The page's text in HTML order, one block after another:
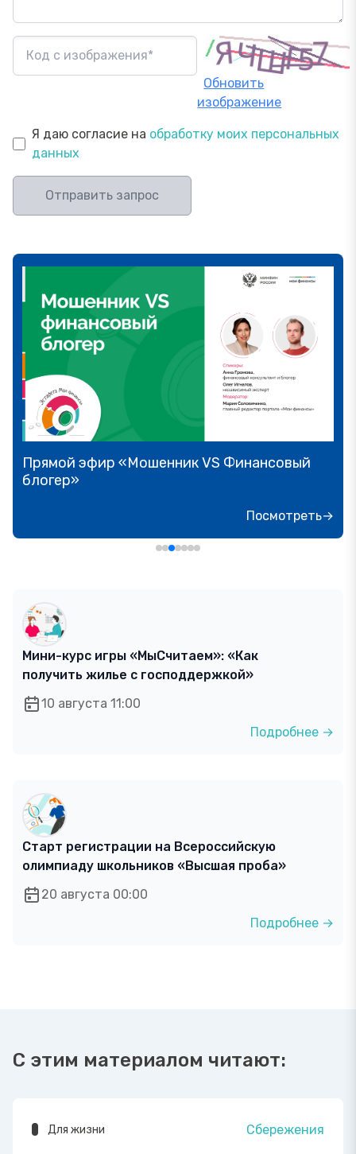
Обновить
изображение
Я даю согласие на обработку моих персональных
данных
Отправить запрос
Прямой эфир «Мошенник VS Финансовый
блогер»
Посмотреть→
Мини-курс игры «МыСчитаем»: «Как
получить жилье с господдержкой»
10 августа 11:00
Подробнее →
Старт регистрации на Всероссийскую
олимпиаду школьников «Высшая проба»
20 августа 00:00
Подробнее →
С этим материалом читают:
Для жизни Сбережения